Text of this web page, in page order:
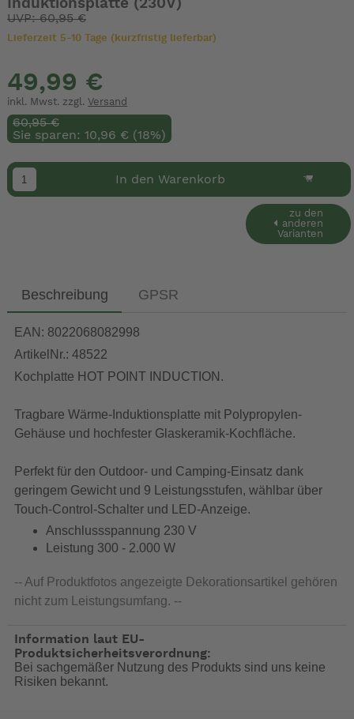
Induktionsplatte (230V)
UVP: 60,95 €
Lieferzeit 5-10 Tage (kurzfristig lieferbar)
49,99 €
inkl. Mwst. zzgl. Versand
60,95 €
Sie sparen: 10,96 € (18%)
In den Warenkorb
zu den
anderen
Varianten
Beschreibung GPSR
EAN: 8022068082998
ArtikelNr.: 48522
Kochplatte HOT POINT INDUCTION.
Tragbare Wärme-Induktionsplatte mit Polypropylen-
Gehäuse und hochfester Glaskeramik-Kochfläche.
Perfekt für den Outdoor- und Camping-Einsatz dank
geringem Gewicht und 9 Leistungsstufen, wählbar über
Touch-Control-Schalter und LED-Anzeige.
Anschlussspannung 230 V
Leistung 300 - 2.000 W
-- Auf Produktfotos angezeigte Dekorationsartikel gehören
nicht zum Leistungsumfang. --
Information laut EU-
Produktsicherheitsverordnung:
Bei sachgemäßer Nutzung des Produkts sind uns keine
Risiken bekannt.